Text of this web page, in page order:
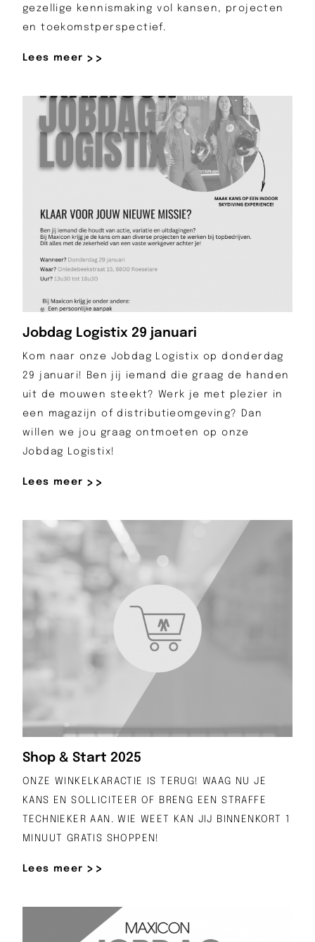
gezellige kennismaking vol kansen, projecten
en toekomstperspectief.
Lees meer
Jobdag Logistix 29 januari
Kom naar onze Jobdag Logistix op donderdag
29 januari! Ben jij iemand die graag de handen
uit de mouwen steekt? Werk je met plezier in
een magazijn of distributieomgeving? Dan
willen we jou graag ontmoeten op onze
Jobdag Logistix!
Lees meer
Shop & Start 2025
ONZE WINKELKARACTIE IS TERUG! WAAG NU JE
KANS EN SOLLICITEER OF BRENG EEN STRAFFE
TECHNIEKER AAN. WIE WEET KAN JIJ BINNENKORT 1
MINUUT GRATIS SHOPPEN!
Lees meer